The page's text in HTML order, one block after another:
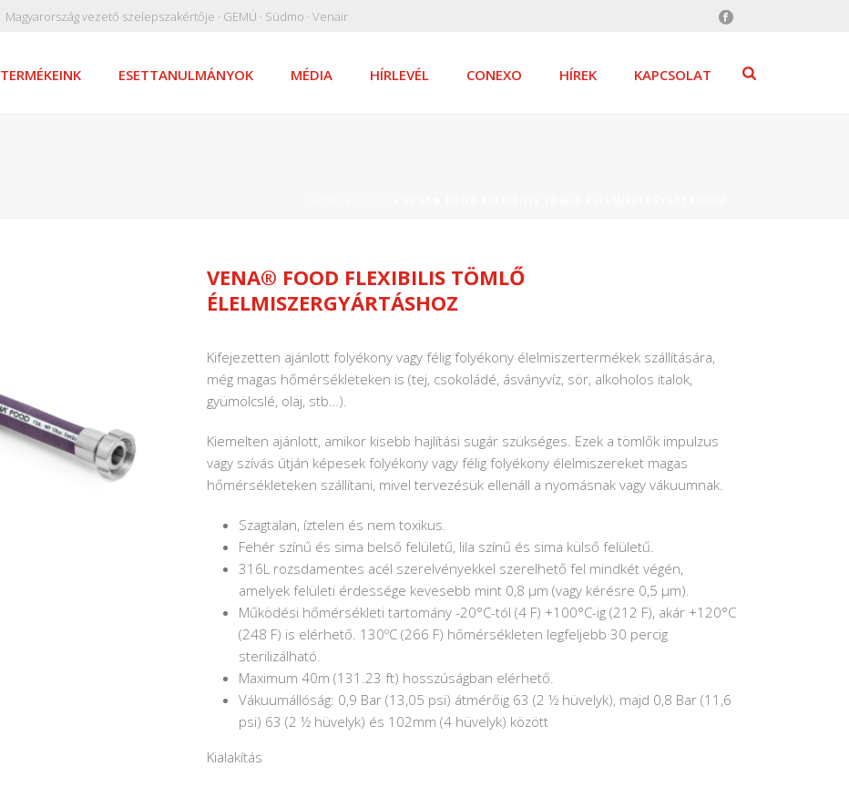
Magyarország vezető szelepszakértője · GEMÜ · Südmo · Venair
TERMÉKEINK ESETTANULMÁNYOK MÉDIA HÍRLEVÉL CONEXO HÍREK KAPCSOLAT
VENA® FOOD FLEXIBILIS TÖMLŐ
ÉLELMISZERGYÁRTÁSHOZ
Kifejezetten ajánlott folyékony vagy félig folyékony élelmiszertermékek szállítására,
még magas hőmérsékleteken is (tej, csokoládé, ásványvíz, sör, alkoholos italok,
gyümölcslé, olaj, stb…).
Kiemelten ajánlott, amikor kisebb hajlítási sugár szükséges. Ezek a tömlők impulzus
vagy szívás útján képesek folyékony vagy félig folyékony élelmiszereket magas
hőmérsékleteken szállítani, mivel tervezésük ellenáll a nyomásnak vagy vákuumnak.
Szagtalan, íztelen és nem toxikus.
Fehér színű és sima belső felületű, lila színű és sima külső felületű.
316L rozsdamentes acél szerelvényekkel szerelhető fel mindkét végén,
amelyek felületi érdessége kevesebb mint 0,8 µm (vagy kérésre 0,5 µm).
Működési hőmérsékleti tartomány -20°C-tól (4 F) +100°C-ig (212 F), akár +120°C
(248 F) is elérhető. 130ºC (266 F) hőmérsékleten legfeljebb 30 percig
sterilizálható.
Maximum 40m (131.23 ft) hosszúságban elérhető.
Vákuumállóság: 0,9 Bar (13,05 psi) átmérőig 63 (2 ½ hüvelyk), majd 0,8 Bar (11,6
psi) 63 (2 ½ hüvelyk) és 102mm (4 hüvelyk) között
Kialakítás